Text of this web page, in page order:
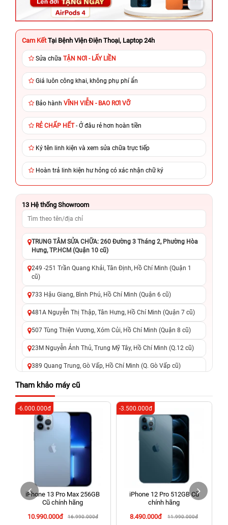
Cam Kết Tại Bệnh Viện Điện Thoại, Laptop 24h
Sửa chữa TẬN NƠI - LẤY LIỀN
Giá luôn công khai, không phụ phí ẩn
Bảo hành VĨNH VIỄN - BAO RƠI VỠ
RẺ CHẤP HẾT- Ở đâu rẻ hơn hoàn tiền
Ký tên linh kiện và xem sửa chữa trực tiếp
Hoàn trả linh kiện hư hỏng có xác nhận chữ ký
13 Hệ thống Showroom
TRUNG TÂM SỬA CHỮA: 260 Đường 3 Tháng 2, Phường Hòa
Hưng, TP.HCM (Quận 10 cũ)
249 -251 Trần Quang Khải, Tân Định, Hồ Chí Minh (Quận 1
cũ)
733 Hậu Giang, Bình Phú, Hồ Chí Minh (Quận 6 cũ)
481A Nguyễn Thị Thập, Tân Hưng, Hồ Chí Minh (Quận 7 cũ)
507 Tùng Thiện Vương, Xóm Củi, Hồ Chí Minh (Quận 8 cũ)
23M Nguyễn Ảnh Thủ, Trung Mỹ Tây, Hồ Chí Minh (Q.12 cũ)
389 Quang Trung, Gò Vấp, Hồ Chí Minh (Q. Gò Vấp cũ)
625 - 625A Âu Cơ, Tân Phú, Hồ Chí Minh (Quận Tân Phú cũ)
326 Lê Văn Việt, Tăng Nhơn Phú, Hồ Chí Minh (Q.9 TP. Thủ
Đức cũ)
256 Võ Văn Ngân, Thủ Đức, Hồ Chí Minh (Bình Thọ, TP. Thủ
70 Nguyễn An Ninh, Dĩ An, Hồ Chí Minh (Bình Dương Cũ)
24h Vũng Tàu: 162A Ba Cu, Vũng Tàu, Hồ Chí Minh (TP. Vũng
Tàu cũ)
198 Hoàng Văn Thụ, Tân Sơn Nhất, Hồ Chí Minh (Tân Bình
Tham khảo máy cũ
iPhone 13 Pro Max 256GB
Cũ chính hãng
10.990.000đ
16.990.000đ
-6.000.000đ
iPhone 12 Pro 512GB Cũ
chính hãng
8.490.000đ
11.990.000đ
-3.500.000đ